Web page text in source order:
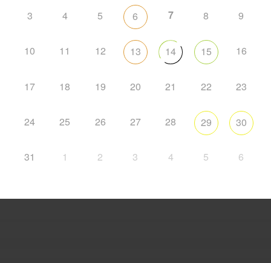
3 4 5 6 7 8 9
10 11 12 13 14 15 16
17 18 19 20 21 22 23
24 25 26 27 28 29 30
31 1 2 3 4 5 6